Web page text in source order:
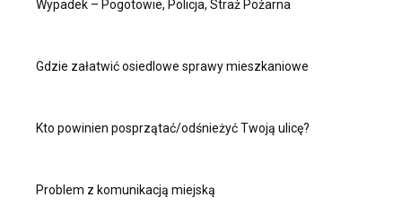
Wypadek – Pogotowie, Policja, Straż Pożarna
Gdzie załatwić osiedlowe sprawy mieszkaniowe
Kto powinien posprzątać/odśnieżyć Twoją ulicę?
Problem z komunikacją miejską